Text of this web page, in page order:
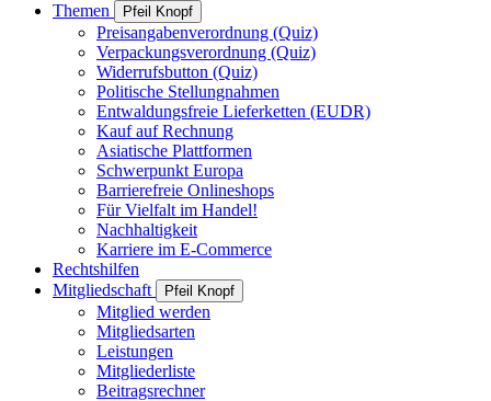
Themen
Pfeil Knopf
Preisangabenverordnung (Quiz)
Verpackungsverordnung (Quiz)
Widerrufsbutton (Quiz)
Politische Stellungnahmen
Entwaldungsfreie Lieferketten (EUDR)
Kauf auf Rechnung
Asiatische Plattformen
Schwerpunkt Europa
Barrierefreie Onlineshops
Für Vielfalt im Handel!
Nachhaltigkeit
Karriere im E-Commerce
Rechtshilfen
Mitgliedschaft
Pfeil Knopf
Mitglied werden
Mitgliedsarten
Leistungen
Mitgliederliste
Beitragsrechner